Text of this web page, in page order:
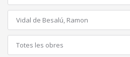
Vidal de Besalú, Ramon
Totes les obres